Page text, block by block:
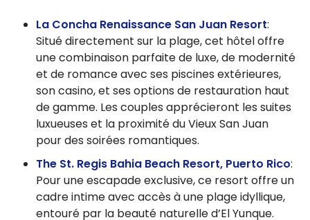
La Concha Renaissance San Juan Resort:
Situé directement sur la plage, cet hôtel offre
une combinaison parfaite de luxe, de modernité
et de romance avec ses piscines extérieures,
son casino, et ses options de restauration haut
de gamme. Les couples apprécieront les suites
luxueuses et la proximité du Vieux San Juan
pour des soirées romantiques.
The St. Regis Bahia Beach Resort, Puerto Rico:
Pour une escapade exclusive, ce resort offre un
cadre intime avec accès à une plage idyllique,
entouré par la beauté naturelle d’El Yunque.